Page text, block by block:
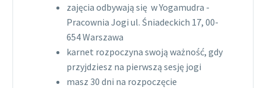
zajęcia odbywają się w Yogamudra -
Pracownia Jogi ul. Śniadeckich 17, 00-
654 Warszawa
karnet rozpoczyna swoją ważność, gdy
przyjdziesz na pierwszą sesję jogi
masz 30 dni na rozpoczęcie